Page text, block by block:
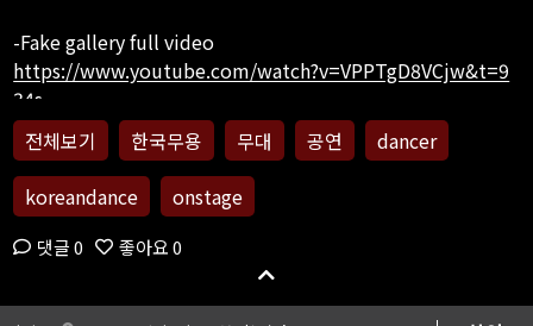
https://www.youtube.com/watch?v=VPPTgD8VCjw&t=9
34s
전체보기
한국무용 무대 공연
dancer
koreandance
onstage
댓글 0 좋아요 0